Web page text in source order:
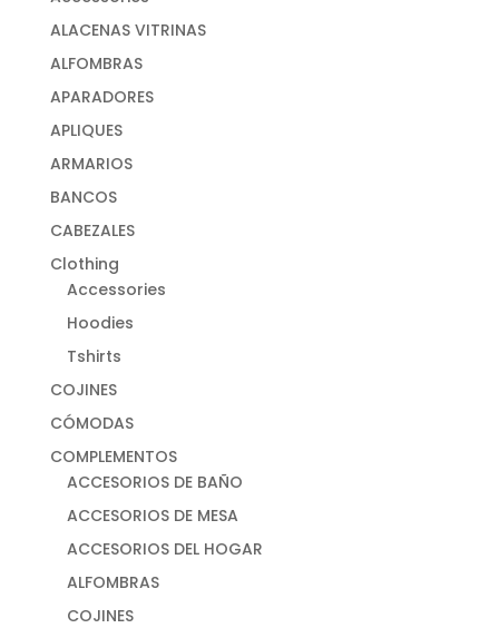
ALACENAS VITRINAS
ALFOMBRAS
APARADORES
APLIQUES
ARMARIOS
BANCOS
CABEZALES
Clothing
Accessories
Hoodies
Tshirts
COJINES
CÓMODAS
COMPLEMENTOS
ACCESORIOS DE BAÑO
ACCESORIOS DE MESA
ACCESORIOS DEL HOGAR
ALFOMBRAS
COJINES